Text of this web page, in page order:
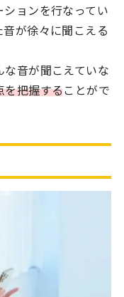
ョンを行なってい
が徐々に聞こえる
音が聞こえていな
を把握することがで